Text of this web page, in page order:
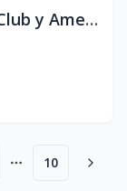
Proyecto Residencial con Casa Club y Amenidades Exclusivas – Ideal para Vivir o Invertir
More pages
10